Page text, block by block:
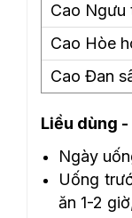
Cao Ngưu
Cao Hòe
Cao Đan
Liều dùng
Ngày
Uống
ăn 1-2